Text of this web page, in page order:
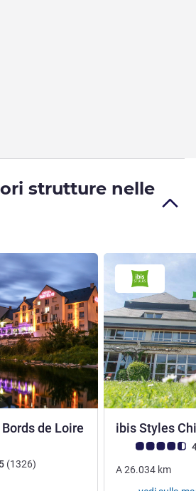
strutture nelle
de Loire
ALL)
(1326recensioni
)
ibis Styles
Giudizio clienti
A26.034 km